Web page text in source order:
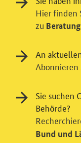
Einwilligung
Videodienst
Wir bitten Sie an
verschiedene
Hier finden
zu
An
Abonnieren
Sie suchen
Behörde?
Bund und